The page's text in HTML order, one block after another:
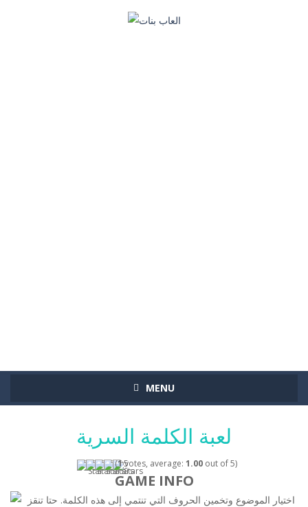
MENU
لعبة الكلمة السرية
(1votes, average: 1.00out of 5)
GAME INFO
اختيار الموضوع وتخمين الحروف التي تنتمي إلى هذه الكلمة. حتا تنقز